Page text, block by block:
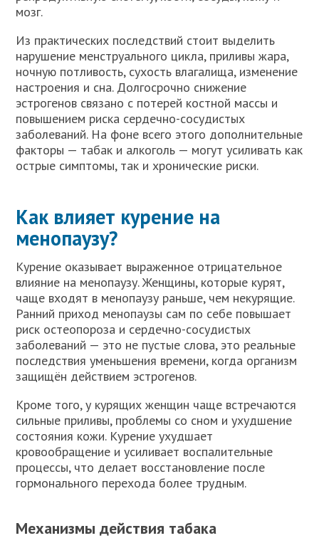
мозг.
Из практических последствий стоит выделить
нарушение менструального цикла, приливы жара,
ночную потливость, сухость влагалища, изменение
настроения и сна. Долгосрочно снижение
эстрогенов связано с потерей костной массы и
повышением риска сердечно-сосудистых
заболеваний. На фоне всего этого дополнительные
факторы — табак и алкоголь — могут усиливать как
острые симптомы, так и хронические риски.
Как влияет курение на
менопаузу?
Курение оказывает выраженное отрицательное
влияние на менопаузу. Женщины, которые курят,
чаще входят в менопаузу раньше, чем некурящие.
Ранний приход менопаузы сам по себе повышает
риск остеопороза и сердечно-сосудистых
заболеваний — это не пустые слова, это реальные
последствия уменьшения времени, когда организм
защищён действием эстрогенов.
Кроме того, у курящих женщин чаще встречаются
сильные приливы, проблемы со сном и ухудшение
состояния кожи. Курение ухудшает
кровообращение и усиливает воспалительные
процессы, что делает восстановление после
гормонального перехода более трудным.
Механизмы действия табака